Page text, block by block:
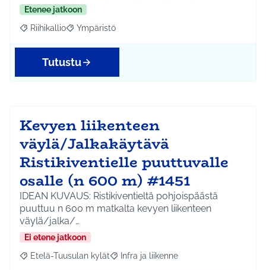
Etenee jatkoon
Rajaa tulokset aihepiirin mukaan: Riihikallio
Riihikallio Rajaa tulokset teeman mukaan: Ympäristö
Ympäristö
Tutustu
Kevyen liikenteen
väylä/Jalkakäytävä
Ristikiventielle puuttuvalle
osalle (n 600 m) #1451
IDEAN KUVAUS: Ristikiventieltä pohjoispäästä
puuttuu n 600 m matkalta kevyen liikenteen
väylä/jalka/…
Ei etene jatkoon
Rajaa tulokset aihepiirin mukaan: Etelä-Tuusulan kylät
Etelä-Tuusulan kylät Rajaa tulokset teeman mukaan: Infra ja
Infra ja liikenne